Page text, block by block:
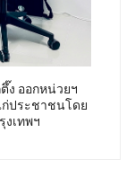
ง ออกหน่วยฯ
ก่ประชาชนโดย
เทพฯ